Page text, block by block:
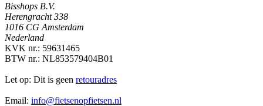
Bisshops B.V.
Herengracht 338
1016 CG Amsterdam
Nederland
KVK nr.: 59631465
BTW nr.: NL853579404B01
Let op: Dit is geen retouradres
Email: info@fietsenopfietsen.nl